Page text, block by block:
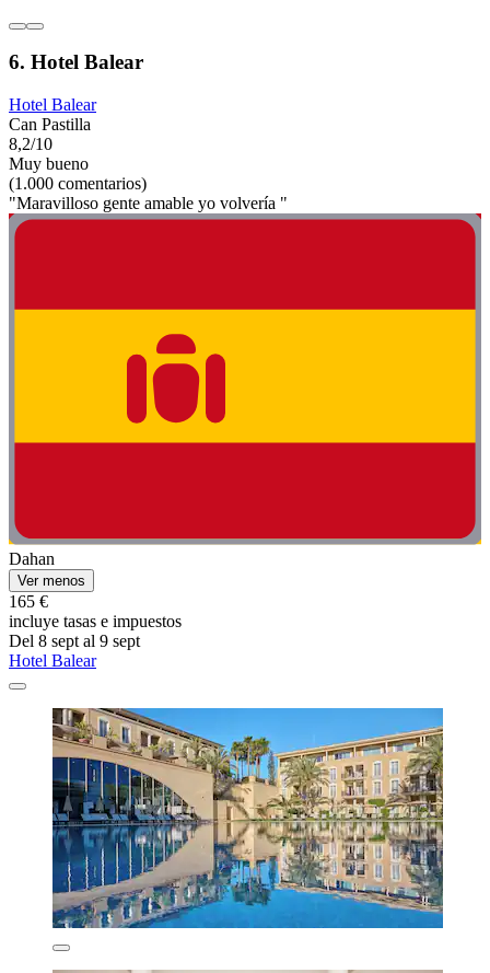
6. Hotel Balear
Hotel Balear
Can Pastilla
8,2/10
Muy bueno
(1.000 comentarios)
"Maravilloso gente amable yo volvería "
Dahan
Ver menos
165 €
incluye tasas e impuestos
Del 8 sept al 9 sept
Hotel Balear